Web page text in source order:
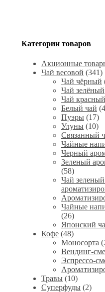
Категории товаров
Акционные
Чай весовой (341)
Чай чёрный
Чай зелёный
Чай красный
Белый чай
Пуэры (17)
Улуны (10)
Связанный
Чайные
Черный
Зеленый
(58)
Чай
Чайные
(26)
Японский
Кофе (48)
Моносорта
Вендинг-
Эспрессо-
Травы (10)
Суперфуды (2)